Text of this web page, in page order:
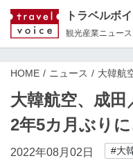
トラベルボ
観光産業ニュース
HOME ニュース 大韓航
大韓航空、成田
2年5カ月ぶり
2022年08月02日 #大